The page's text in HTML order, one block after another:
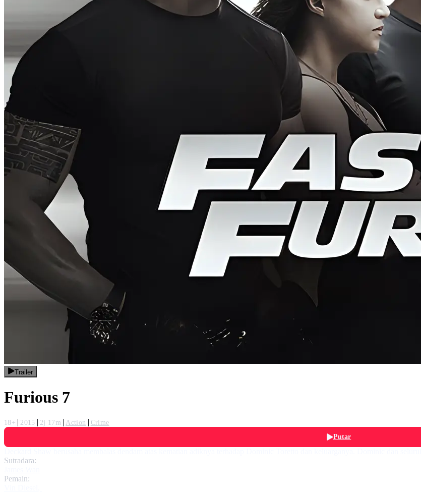
Trailer
Furious 7
18+ 2015 2j 17m Action
Crime
Putar
Sutradara:
Pemain: